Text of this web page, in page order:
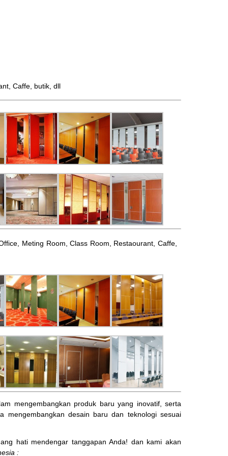
Caffe, butik, dll
Meting Room, Class Room, Restaourant, Caffe,
mengembangkan produk baru yang inovatif, serta
mengembangkan desain baru dan teknologi sesuai
hati mendengar tanggapan Anda! dan kami akan
: